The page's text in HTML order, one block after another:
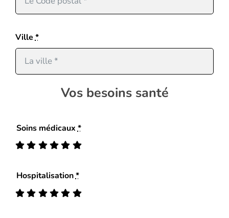
Ville*
Vos besoins santé
Soins médicaux*
Hospitalisation*